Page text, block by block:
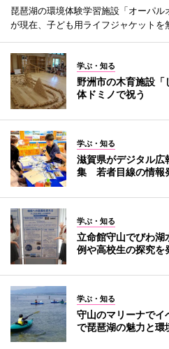
琵琶湖の環境体験学習施設「オーパル
が現在、子ども用ライフジャケットを
学ぶ・知る
野洲市の木育施設
体ドミノで祝う
学ぶ・知る
滋賀県がデジタル
集 若者目線の情報
学ぶ・知る
立命館守山でびわ
例や高校生の探究を
学ぶ・知る
守山のマリーナで
で琵琶湖の魅力と環